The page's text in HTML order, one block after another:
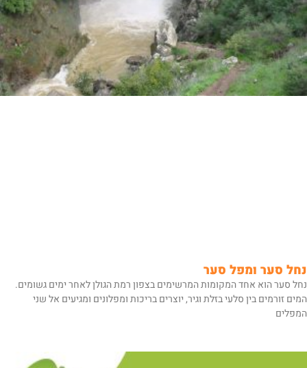
נחל סער ומפל סער
נחל סער הוא אחד המקומות המרשימים בצפון רמת הגולן לאחר ימים גשומים.
המים זורמים בין סלעי בזלת וגיר, יוצרים בריכות ומפלונים ומגיעים אל שני
המפלים